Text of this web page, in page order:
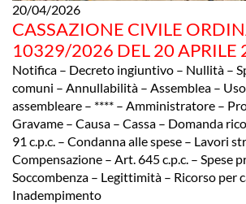
20/04/2026
CASSAZIONE CIVILE
10329/2026 DEL 20 APRILE
Notifica – Decreto ingiuntivo – Nullità –
comuni – Annullabilità – Assemblea –
assembleare – **** – Amministratore –
Gravame – Causa – Cassa – Domanda
91 c.p.c. – Condanna alle spese – Lavori
Compensazione – Art. 645 c.p.c. – Spese
Soccombenza – Legittimità – Ricorso per
Inadempimento